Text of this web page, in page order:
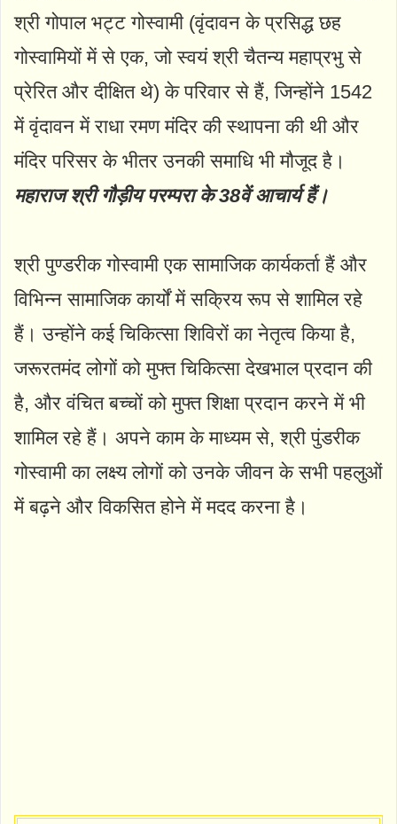
श्री गोपाल भट्ट गोस्वामी (वृंदावन के प्रसिद्ध छह
गोस्वामियों में से एक, जो स्वयं श्री चैतन्य महाप्रभु से
प्रेरित और दीक्षित थे) के परिवार से हैं, जिन्होंने 1542
में वृंदावन में राधा रमण मंदिर की स्थापना की थी और
मंदिर परिसर के भीतर उनकी समाधि भी मौजूद है।
महाराज श्री गौड़ीय परम्परा के 38वें आचार्य हैं।
श्री पुण्डरीक गोस्वामी एक सामाजिक कार्यकर्ता हैं और
विभिन्न सामाजिक कार्यों में सक्रिय रूप से शामिल रहे
हैं। उन्होंने कई चिकित्सा शिविरों का नेतृत्व किया है,
जरूरतमंद लोगों को मुफ्त चिकित्सा देखभाल प्रदान की
है, और वंचित बच्चों को मुफ्त शिक्षा प्रदान करने में भी
शामिल रहे हैं। अपने काम के माध्यम से, श्री पुंडरीक
गोस्वामी का लक्ष्य लोगों को उनके जीवन के सभी पहलुओं
में बढ़ने और विकसित होने में मदद करना है।